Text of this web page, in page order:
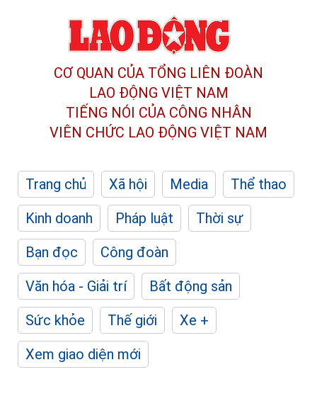
CƠ QUAN CỦA TỔNG LIÊN ĐOÀN
LAO ĐỘNG VIỆT NAM
TIẾNG NÓI CỦA CÔNG NHÂN
VIÊN CHỨC LAO ĐỘNG VIỆT NAM
Trang chủ Xã hội Media
Thể thao
Kinh doanh
Pháp luật
Thời sự
Bạn đọc
Công đoàn
Văn hóa - Giải trí
Bất động sản
Sức khỏe
Thế giới
Xe +
Xem giao diện mới